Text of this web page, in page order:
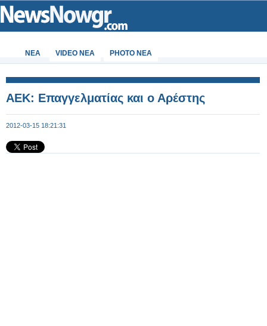
ΝΕΑ VIDEO NEA PHOTO NEA
ΑΕΚ: Επαγγελματίας και ο Αρέστης
2012-03-15 18:21:31